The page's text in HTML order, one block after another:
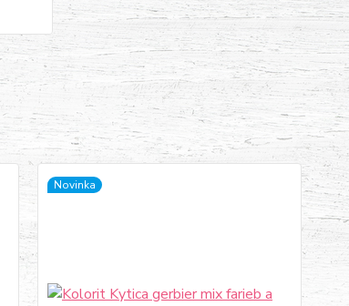
Novinka